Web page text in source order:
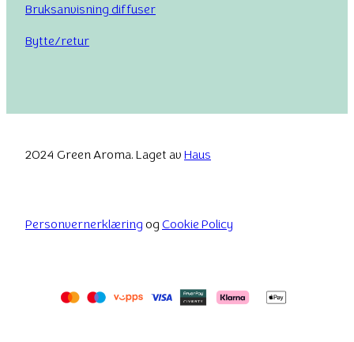
Bruksanvisning diffuser
Bytte/retur
2024 Green Aroma. Laget av Haus
Personvernerklæring og Cookie Policy